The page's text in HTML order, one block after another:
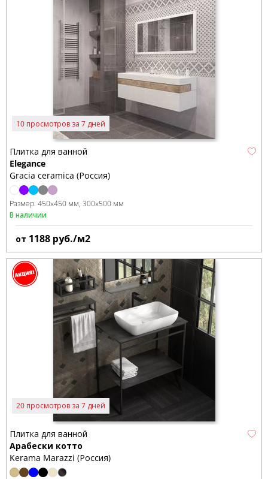
10 просмотров за 7 дней
Плитка для ванной
Elegance
Gracia ceramica (Россия)
Размер: 450x450 мм 300x500 мм
В наличии
от 1188 руб./м2
20 просмотров за 7 дней
Плитка для ванной
Арабески котто
Kerama Marazzi (Россия)